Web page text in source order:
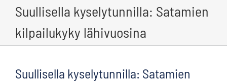
Suullisella kyselytunnilla: Satamien
kilpailukyky lähivuosina
Suullisella kyselytunnilla: Satamien